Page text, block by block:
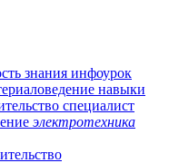
знания инфоурок
навыки
специалист
электротехника